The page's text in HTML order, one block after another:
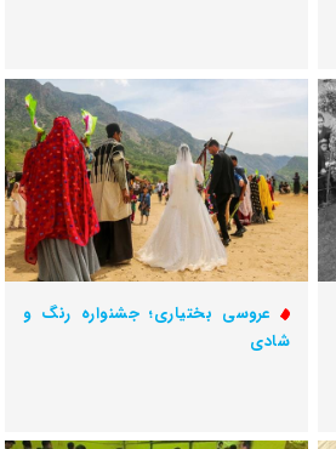
عروسی بختیاری؛ جشنواره رنگ و
شادی